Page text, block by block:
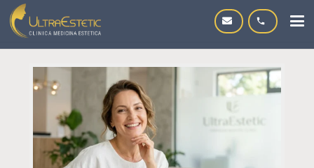
phone